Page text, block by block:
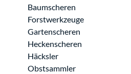
Baumscheren
Forstwerkzeuge
Gartenscheren
Heckenscheren
Häcksler
Obstsammler